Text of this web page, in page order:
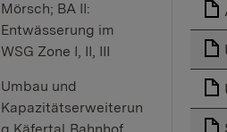
Mörsch; BA II:
Entwässerung im
WSG Zone I, II, III
Umbau und
Kapazitätserweiterun